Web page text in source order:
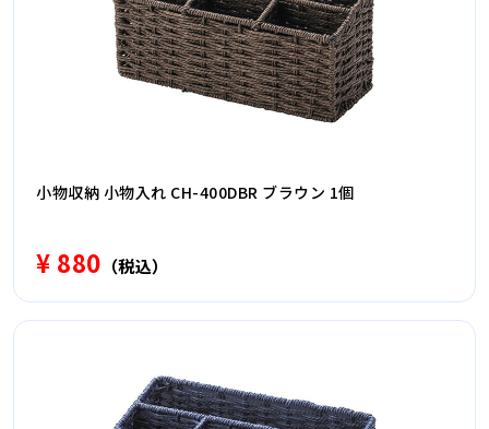
小物収納 小物入れ CH-400DBR ブラウン 1個
¥ 880 （税込）